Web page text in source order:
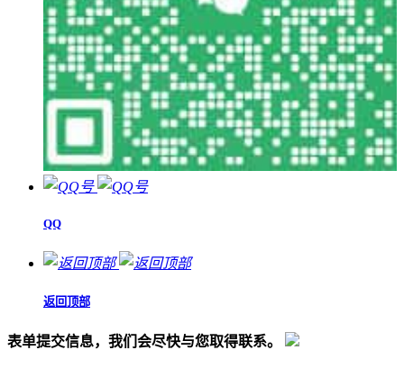
QQ
返回顶部
表单提交信息，我们会尽快与您取得联系。